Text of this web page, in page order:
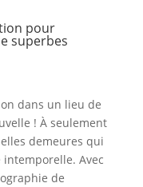
pour
superbes
dans un lieu de
! À seulement
demeures qui
Avec
de